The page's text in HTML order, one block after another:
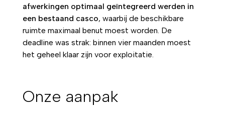
afwerkingen optimaal geïntegreerd werden in
een bestaand casco, waarbij de beschikbare
ruimte maximaal benut moest worden. De
deadline was strak: binnen vier maanden moest
het geheel klaar zijn voor exploitatie.
Onze aanpak